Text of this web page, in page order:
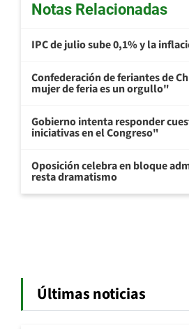
Notas Relacionadas
IPC de julio sube 0,1% y la
Confederación de feriantes de
mujer de feria es un orgullo"
Gobierno intenta responder
iniciativas en el Congreso"
Oposición celebra en bloque
resta dramatismo
Últimas noticias